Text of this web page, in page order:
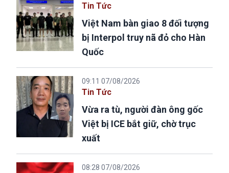
Tin Tức
Việt Nam bàn giao 8 đối tượng
bị Interpol truy nã đỏ cho Hàn
Quốc
09:11 07/08/2026
Tin Tức
Vừa ra tù, người đàn ông gốc
Việt bị ICE bắt giữ, chờ trục
xuất
08:28 07/08/2026